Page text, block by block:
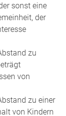
sonst eine
der
zu
von
zu einer
von Kindern